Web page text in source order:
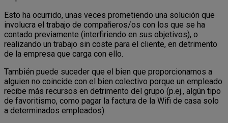
Esto ha ocurrido, unas veces prometiendo una solución que
involucra el trabajo de compañeros/os con los que se ha
contado previamente (interfiriendo en sus objetivos), o
realizando un trabajo sin coste para el cliente, en detrimento
de la empresa que carga con ello.
También puede suceder que el bien que proporcionamos a
alguien no coincide con el bien colectivo porque un empleado
recibe más recursos en detrimento del grupo (p.ej., algún tipo
de favoritismo, como pagar la factura de la Wifi de casa solo
a determinados empleados).